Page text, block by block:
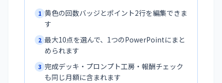
1 黄色の回数バッジとポイント2行を編集できま
す
2 最大10点を選んで、1つのPowerPointにまと
められます
3 完成デッキ・プロンプト工房・報酬チェック
も同じ月額に含まれます